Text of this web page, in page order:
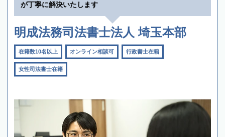
が丁寧に解決いたします
明成法務司法書士法人 埼玉本部
在籍数10名以上 オンライン相談可 行政書士在籍
女性司法書士在籍